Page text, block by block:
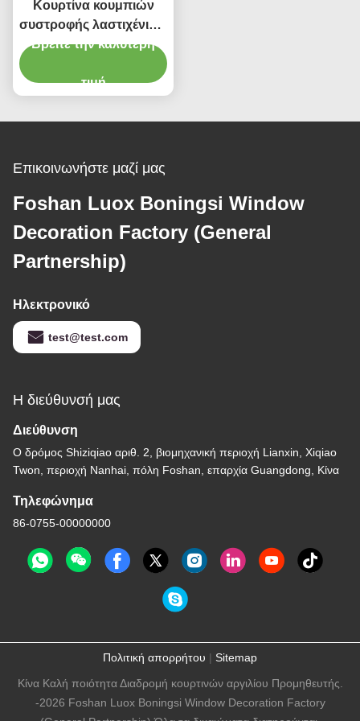
Κουρτίνα κουμπιών
συστροφής λαστιχένιων
ζωνών που δεσμεύει τις
Χριστουγέννων Tieback
Βρείτε την καλύτερη
τιμή
Επικοινωνήστε μαζί μας
Foshan Luox Boningsi Window
Decoration Factory (General
Partnership)
Ηλεκτρονικό
test@test.com
Η διεύθυνσή μας
Διεύθυνση
Ο δρόμος Shiziqiao αριθ. 2, βιομηχανική περιοχή Lianxin, Xiqiao
Twon, περιοχή Nanhai, πόλη Foshan, επαρχία Guangdong, Κίνα
Τηλεφώνημα
86-0755-00000000
Πολιτική απορρήτου | Sitemap
Κίνα Καλή ποιότητα Διαδρομή κουρτινών αργιλίου Προμηθευτής.
-2026 Foshan Luox Boningsi Window Decoration Factory